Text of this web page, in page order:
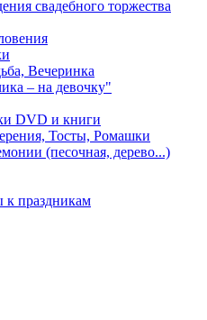
свадебного торжества
Вечеринка
– на девочку"
DVD и книги
Тосты, Ромашки
(песочная, дерево...)
к праздникам